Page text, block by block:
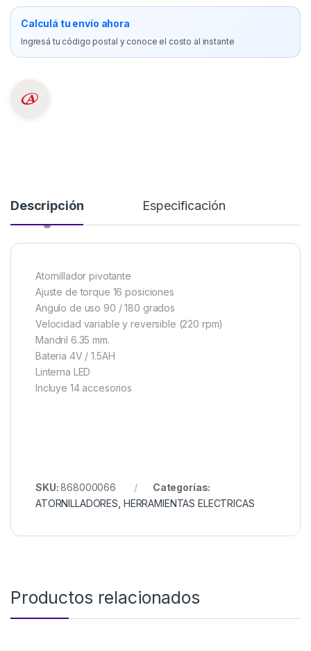
Calculá tu envío ahora
Ingresá tu código postal y conoce el costo al instante
Descripción Especificación
Atornillador pivotante
Ajuste de torque 16 posiciones
Angulo de uso 90 / 180 grados
Velocidad variable y reversible (220 rpm)
Mandril 6.35 mm.
Bateria 4V / 1.5AH
Linterna LED
Incluye 14 accesorios
SKU:868000066
Categorías:
ATORNILLADORES HERRAMIENTAS ELECTRICAS
Productos relacionados